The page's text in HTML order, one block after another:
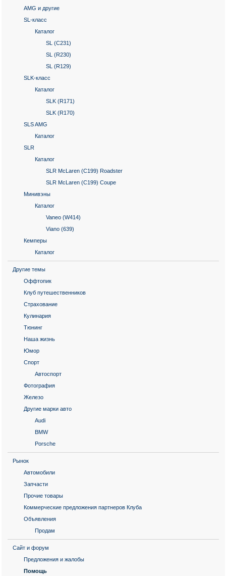
AMG и другие
SL-класс
Каталог
SL (C231)
SL (R230)
SL (R129)
SLK-класс
Каталог
SLK (R171)
SLK (R170)
SLS AMG
Каталог
SLR
Каталог
SLR McLaren (C199) Roadster
SLR McLaren (C199) Coupe
Минивэны
Каталог
Vaneo (W414)
Viano (639)
Кемперы
Каталог
Другие темы
Оффтопик
Клуб путешественников
Страхование
Кулинария
Тюнинг
Наша жизнь
Юмор
Спорт
Автоспорт
Фотография
Железо
Другие марки авто
Audi
BMW
Porsche
Рынок
Автомобили
Запчасти
Прочие товары
Коммерческие предложения партнеров Клуба
Объявления
Продам
Сайт и форум
Предложения и жалобы
Помощь